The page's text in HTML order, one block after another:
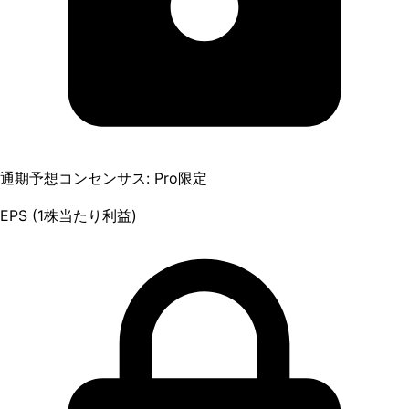
通期予想コンセンサス: Pro限定
EPS (1株当たり利益)